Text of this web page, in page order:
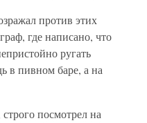
против этих
где написано, что
ругать
в пивном баре, а на
посмотрел на